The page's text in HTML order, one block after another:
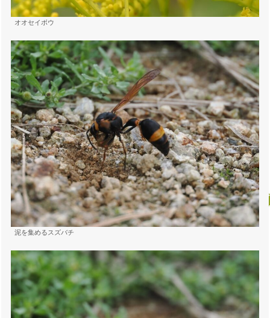
オオセイボウ
泥を集めるスズバチ